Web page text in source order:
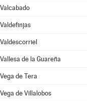
Valcabado
Valdefinjas
Valdescorriel
Vallesa de la Guareña
Vega de Tera
Vega de Villalobos